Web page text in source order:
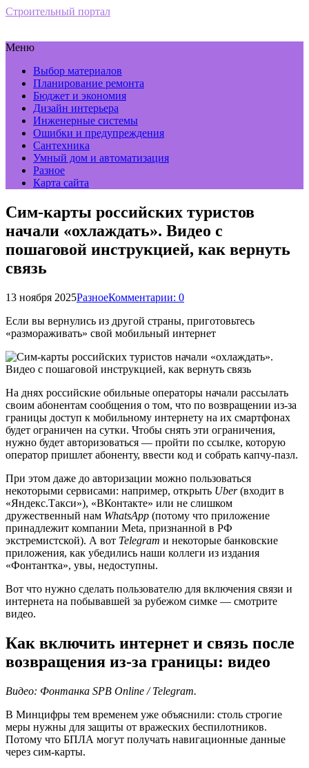
Строительный портал
Меню
Выбор материалов
Планирование ремонта
Бюджет и экономия
Дизайн интерьера
Инженерные системы
Ошибки и предупреждения
Сантехника
Умный дом и автоматизация
Разное
Карта сайта
Сим-карты российских туристов
начали «охлаждать». Видео с
пошаговой инструкцией, как вернуть
связь
13 ноября 2025РазноеКомментарии: 0
Если вы вернулись из другой страны, приготовьтесь
«размораживать» свой мобильный интернет
На днях российские обильные операторы начали рассылать
своим абонентам сообщения о том, что по возвращении из-за
границы доступ к мобильному интернету на их смартфонах
будет ограничен на сутки. Чтобы снять эти ограничения,
нужно будет авторизоваться — пройти по ссылке, которую
оператор пришлет абоненту, ввести код и собрать капчу-пазл.
При этом даже до авторизации можно пользоваться
некоторыми сервисами: например, открыть Uber(входит в
«Яндекс.Такси»), «ВКонтакте» или не слишком
дружественный нам WhatsApp (потому что приложение
принадлежит компании Meta, признанной в РФ
экстремистской). А вот Telegram и некоторые банковские
приложения, как убедились наши коллеги из издания
«Фонтантка», увы, недоступны.
Вот что нужно сделать пользователю для включения связи и
интернета на побывавшей за рубежом симке — смотрите
видео.
Как включить интернет и связь после
возвращения из-за границы: видео
Видео: Фонтанка SPB Online / Telegram.
В Минцифры тем временем уже объяснили: столь строгие
меры нужны для защиты от вражеских беспилотников.
Потому что БПЛА могут получать навигационные данные
через сим-карты.